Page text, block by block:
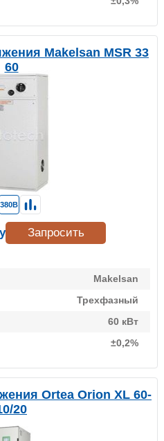
Makelsan MSR 33
60
Makelsan
Трехфазный
60 кВт
±0,2%
380В
Запросить
Ortea Orion XL 60-
20